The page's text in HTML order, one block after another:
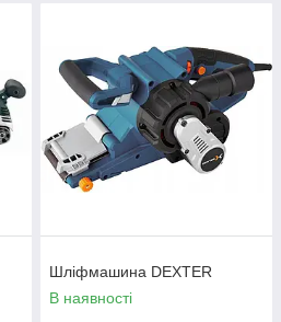
Шліфмашина DEXTER
В наявності